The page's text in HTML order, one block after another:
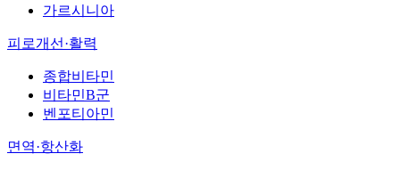
가르시니아
피로개선·활력
종합비타민
비타민B군
벤포티아민
면역·항산화